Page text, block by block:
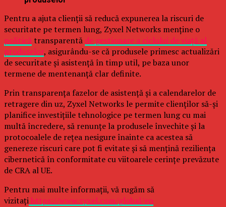
Pentru a ajuta clienții să reducă expunerea la riscuri de
securitate pe termen lung, Zyxel Networks menține o
politică transparentă de gestionare a ciclului de viață al
produselor, asigurându-se că produsele primesc actualizări
de securitate și asistență în timp util, pe baza unor
termene de mentenanță clar definite.
Prin transparența fazelor de asistență și a calendarelor de
retragere din uz, Zyxel Networks le permite clienților să-și
planifice investițiile tehnologice pe termen lung cu mai
multă încredere, să renunțe la produsele învechite și la
protocoalele de rețea nesigure înainte ca acestea să
genereze riscuri care pot fi evitate și să mențină reziliența
cibernetică în conformitate cu viitoarele cerințe prevăzute
de CRA al UE.
Pentru mai multe informații, vă rugăm să
vizitațihttps://www.zyxel.com/global/en